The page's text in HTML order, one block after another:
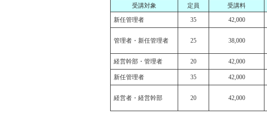
受講対象 定員 受講料
新任管理者
35 42,000
管理者・新任管理者 25 38,000
経営幹部・管理者 20 42,000
新任管理者 35 42,000
経営者・経営幹部 20 42,000